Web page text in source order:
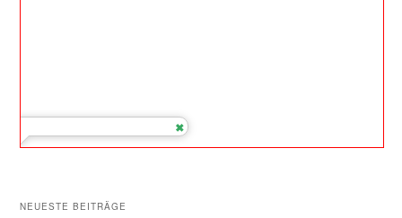
NEUESTE BEITRÄGE